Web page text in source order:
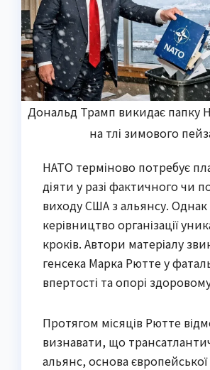
Дональд Трамп викидає папку
на тлі зимового
НАТО терміново потребує
діяти у разі фактичного чи
виходу США з альянсу. Однак
керівництво організації
кроків. Автори матеріалу
генсека Марка Рютте у
впертості та опорі
Протягом місяців Рютте
визнавати, що
альянс, основа